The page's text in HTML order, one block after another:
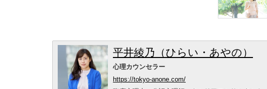
平井綾乃（ひらい・あやの）
心理カウンセラー
https://tokyo-anone.com/